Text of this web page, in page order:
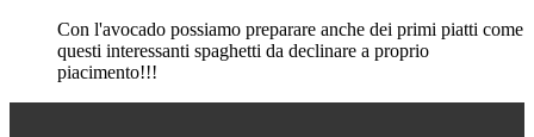
Con l'avocado possiamo preparare anche dei primi piatti come
questi interessanti spaghetti da declinare a proprio
piacimento!!!